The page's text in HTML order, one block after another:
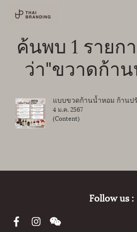
ค้นพบ 1 รายก
ว่า"ขวาดก้า
แบบขวดก้านน้ำหอม ก้านป
4 ม.ค. 2567
(Content)
Follow us :